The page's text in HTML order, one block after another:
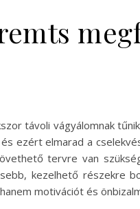
távoli vágyálomnak
ezért elmarad a
tervre van
kezelhető részekre
motivációt és